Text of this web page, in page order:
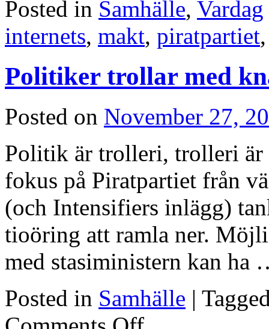
Posted in Samhälle, Vardag
internets, makt, piratpartiet
Politiker trollar med
Posted on November 27,
Politik är trolleri, trolleri är
fokus på Piratpartiet från
(och Intensifiers inlägg)
tioöring att ramla ner.
med stasiministern kan
Posted in Samhälle |
on